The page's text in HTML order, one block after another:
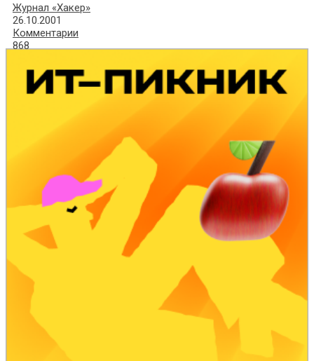
Журнал «Хакер»
26.10.2001
Комментарии
868